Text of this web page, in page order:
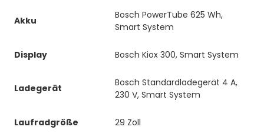
Akku
Bosch PowerTube 625 Wh,
Smart System
Display Bosch Kiox 300, Smart System
Ladegerät
Bosch Standardladegerät 4 A,
230 V, Smart System
Laufradgröße 29 Zoll